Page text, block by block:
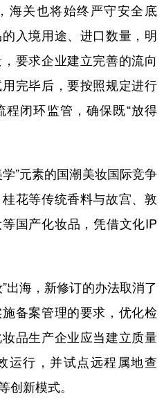
海关也将始终严守安全底
入境用途、进口数量，明
要求企业建立完善的流向
完毕后，要按照规定进行
闭环监管，确保既“放得
”元素的国潮美妆国际竞争
花等传统香料与故宫、敦
国产化妆品，凭借文化IP
海，新修订的办法取消了
备案管理的要求，优化检
品生产企业应当建立质量
运行，并试点远程属地查
创新模式。